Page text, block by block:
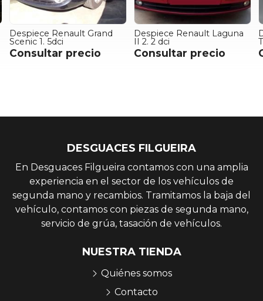
Despiece Renault Laguna
II 2. 2 dci
Consultar precio
Despiece Seat Ibiza 6F 1.0
TSI DUS
Consultar precio
DESGUACES FILGUEIRA
En Desguaces Filgueira contamos con una amplia
experiencia en el sector de los vehículos de
segunda mano y recambios. Tramitamos la baja del
vehículo, contamos con piezas de segunda mano,
servicio de grúa, tasación de vehículos.
NUESTRA TIENDA
Quiénes somos
Contacto